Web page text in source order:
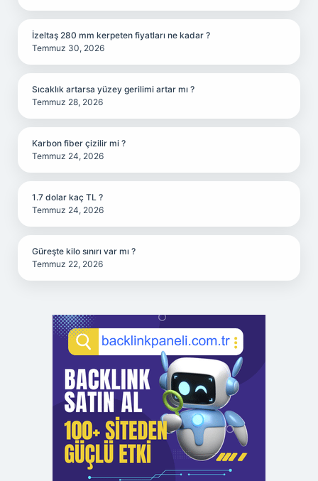
İzeltaş 280 mm kerpeten fiyatları ne kadar ?
Temmuz 30, 2026
Sıcaklık artarsa yüzey gerilimi artar mı ?
Temmuz 28, 2026
Karbon fiber çizilir mi ?
Temmuz 24, 2026
1.7 dolar kaç TL ?
Temmuz 24, 2026
Güreşte kilo sınırı var mı ?
Temmuz 22, 2026